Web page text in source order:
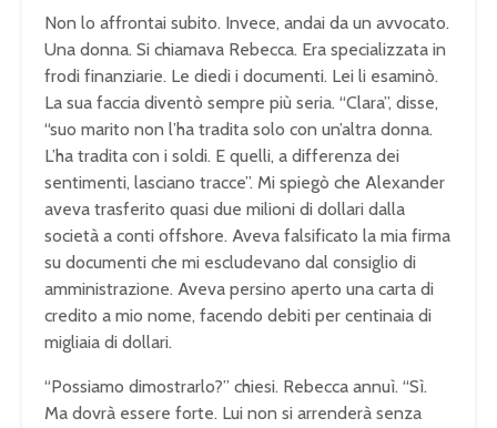
Non lo affrontai subito. Invece, andai da un avvocato.
Una donna. Si chiamava Rebecca. Era specializzata in
frodi finanziarie. Le diedi i documenti. Lei li esaminò.
La sua faccia diventò sempre più seria. “Clara”, disse,
“suo marito non l’ha tradita solo con un’altra donna.
L’ha tradita con i soldi. E quelli, a differenza dei
sentimenti, lasciano tracce”. Mi spiegò che Alexander
aveva trasferito quasi due milioni di dollari dalla
società a conti offshore. Aveva falsificato la mia firma
su documenti che mi escludevano dal consiglio di
amministrazione. Aveva persino aperto una carta di
credito a mio nome, facendo debiti per centinaia di
migliaia di dollari.
“Possiamo dimostrarlo?” chiesi. Rebecca annuì. “Sì.
Ma dovrà essere forte. Lui non si arrenderà senza